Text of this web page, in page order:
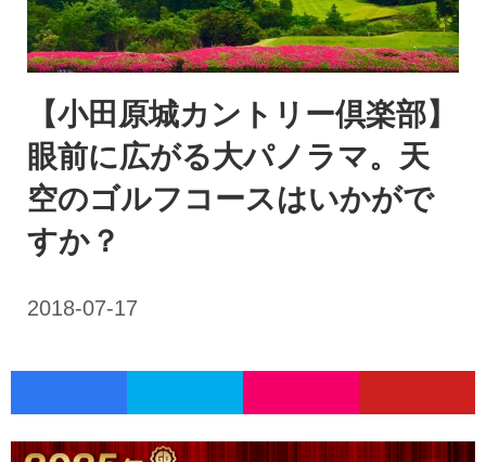
【小田原城カントリー倶楽部】
眼前に広がる大パノラマ。天
空のゴルフコースはいかがで
すか？